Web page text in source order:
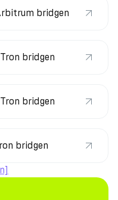
bridgen
bridgen
bridgen
bridgen